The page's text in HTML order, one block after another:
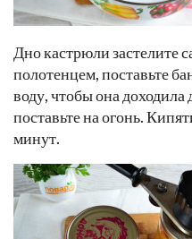
Дно кастрюли застелите
полотенцем, поставьте
воду, чтобы она доходила
поставьте на огонь.
минут.